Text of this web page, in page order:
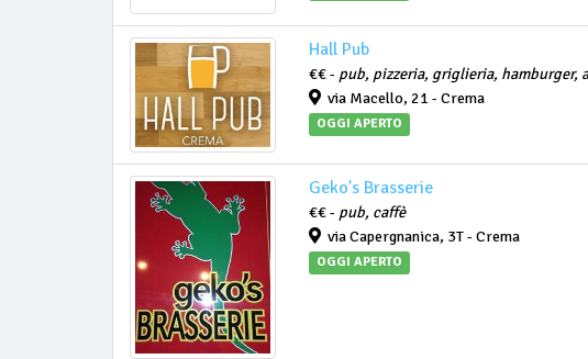
Hall Pub
€€ - pub, pizzeria, griglieria, hamburger,
via Macello, 21 - Crema
OGGI APERTO
Geko's Brasserie
€€ - pub, caffè
via Capergnanica, 3T - Crema
OGGI APERTO